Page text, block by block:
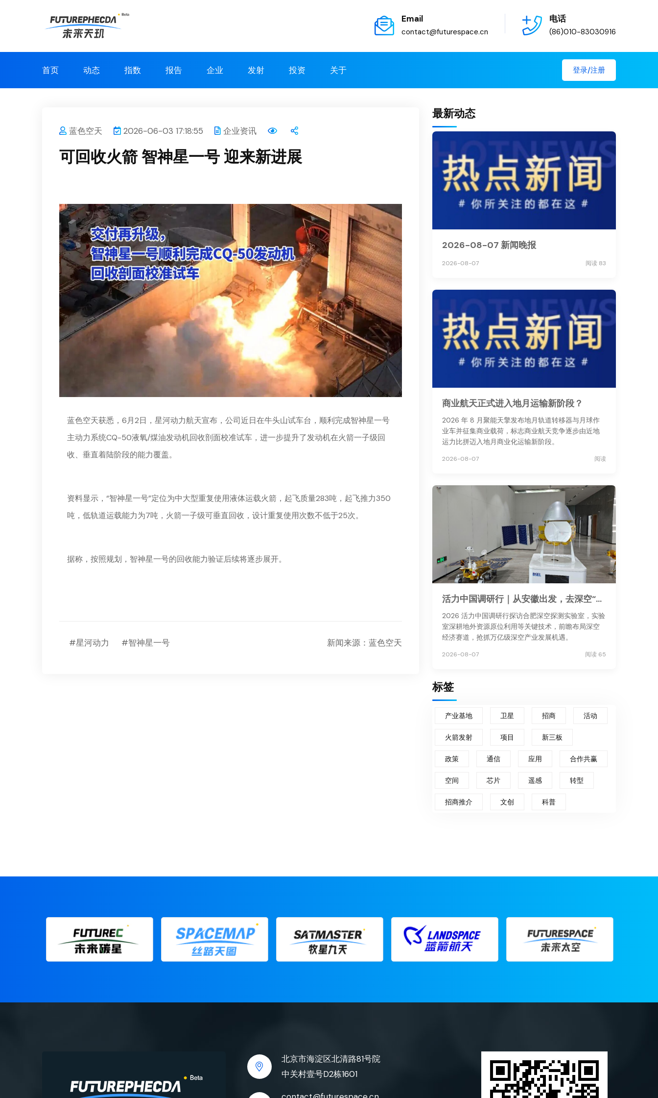
Email
contact@futurespace.cn
电话
(86)010-83030916
首页 动态 指数 报告 企业 发射 投资 关于 登录/注册
蓝色空天 2026-06-03 17:18:55 企业资讯
可回收火箭 智神星一号 迎来新进展
蓝色空天获悉，6月2日 ，星河动力航天宣布，公司近日在牛头山试车台，顺利完成智神星一号
主动力系统CQ-50液氧/煤油发动机回收剖面校准试车，进一步提升了发动机在火箭一子级回
收、垂直着陆阶段的能力覆盖。
资料显示，“智神星一号”定位为中大型重复使用液体运载火箭，起飞质量283吨，起飞推力350
吨，低轨道运载能力为7吨，火箭一子级可垂直回收，设计重复使用次数不低于25次。
据称，按照规划，智神星一号的回收能力验证后续将逐步展开。
#星河动力 #智神星一号 新闻来源：蓝色空天
最新动态
2026-08-07 新闻晚报
2026-08-07 阅读 83
商业航天正式进入地月运输新阶段？
2026 年 8 月聚能天擎发布地月轨道转移器与月球作
业车并征集商业载荷，标志商业航天竞争逐步由近地
运力比拼迈入地月商业化运输新阶段。
2026-08-07 阅读
活力中国调研行｜从安徽出发，去深空“安家”
2026 活力中国调研行探访合肥深空探测实验室，实验
室深耕地外资源原位利用等关键技术，前瞻布局深空
经济赛道，抢抓万亿级深空产业发展机遇。
2026-08-07 阅读 65
标签
产业基地 卫星 招商 活动
火箭发射 项目 新三板
政策 通信 应用 合作共赢
空间 芯片 遥感 转型
招商推介 文创 科普
北京市海淀区北清路81号院
中关村壹号D2栋1601